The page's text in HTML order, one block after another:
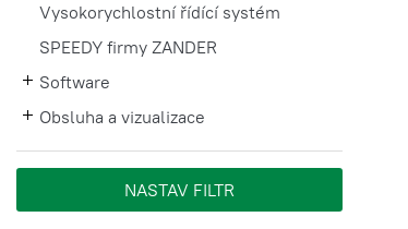
Vysokorychlostní řídící systém
SPEEDY firmy ZANDER
Software
Obsluha a vizualizace